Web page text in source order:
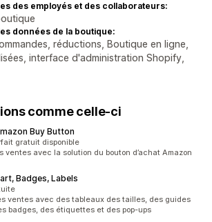
des employés et des collaborateurs:
données de la boutique:
réductions, Boutique en ligne,
interface d'administration Shopify,
comme celle-ci
Buy Button
5 gratuit disponible
ventes avec la solution du bouton d’achat Amazon
Badges, Labels
5
ventes avec des tableaux des tailles, des guides
badges, des étiquettes et des pop-ups